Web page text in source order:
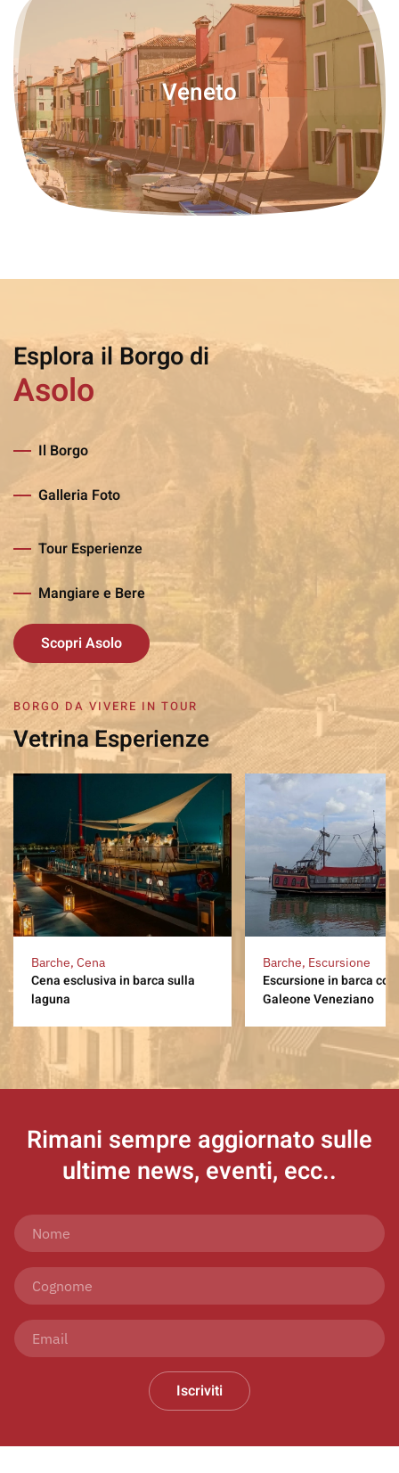
Veneto
Esplora il Borgo di
Asolo
Il Borgo
Galleria Foto
Tour Esperienze
Mangiare e Bere
Scopri Asolo
BORGO DA VIVERE IN TOUR
Vetrina Esperienze
Barche, Cena
Cena esclusiva in barca sulla
laguna
Barche, Escursione
Escursione in barca con
Galeone Veneziano
Rimani sempre aggiornato sulle
ultime news, eventi, ecc..
Iscriviti